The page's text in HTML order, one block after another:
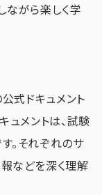
ながら楽しく学
式ドキュメント
ュメントは、試験
。それぞれのサ
などを深く理解